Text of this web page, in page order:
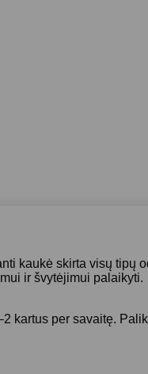
kaukė skirta visų
ir švytėjimui palaikyti.
kartus per savaitę.